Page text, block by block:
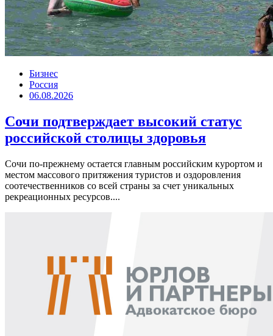
Бизнес
Россия
06.08.2026
Сочи подтверждает высокий статус
российской столицы здоровья
Сочи по-прежнему остается главным российским курортом и
местом массового притяжения туристов и оздоровления
соотечественников со всей страны за счет уникальных
рекреационных ресурсов....